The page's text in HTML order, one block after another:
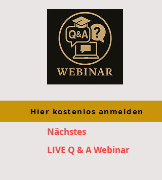
Hier kostenlos anmelden
Nächstes
LIVE Q & A Webinar